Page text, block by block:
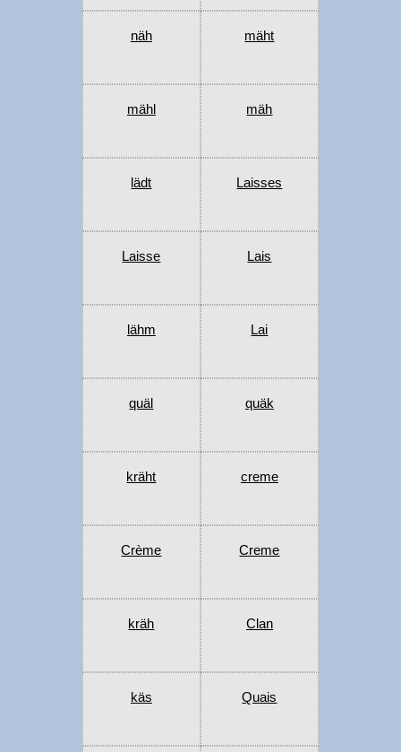
näh mäht
mähl mäh
lädt Laisses
Laisse Lais
lähm Lai
quäl quäk
kräht creme
Crème Creme
kräh Clan
käs Quais